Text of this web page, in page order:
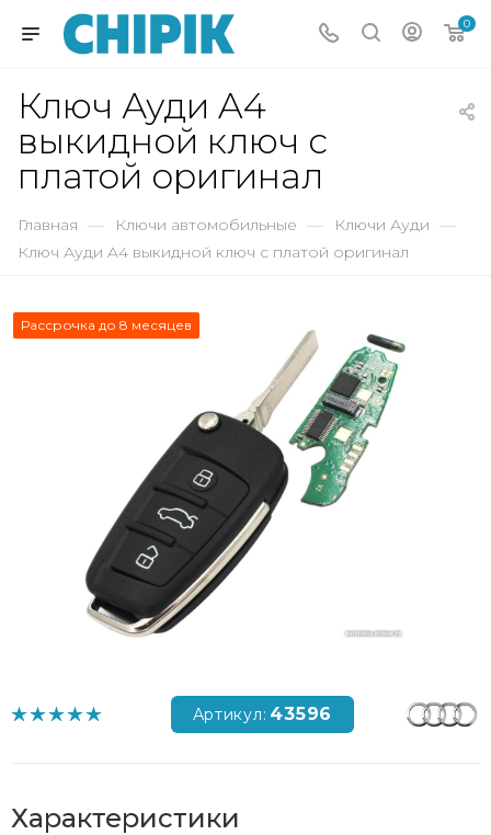
0
Ключ Ауди A4
выкидной ключ с
платой оригинал
Главная — Ключи автомобильные — Ключи Ауди —
Ключ Ауди A4 выкидной ключ с платой оригинал
Рассрочка до 8 месяцев
Артикул: 43596
Характеристики